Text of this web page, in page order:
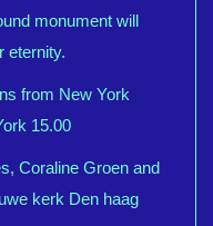
monument will
eternity.
from New York
15.00
Coraline Groen and
kerk Den haag